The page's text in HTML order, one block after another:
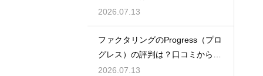
トを徹底解説
2026.07.13
ファクタリングのProgress（プロ
グレス）の評判は？口コミから検
証
2026.07.13